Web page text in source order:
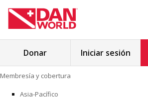
al
contenido
MEMBRESÍA Y COBERTURA
Donar Iniciar sesión
Membresía y cobertura
Asia-Pacífico